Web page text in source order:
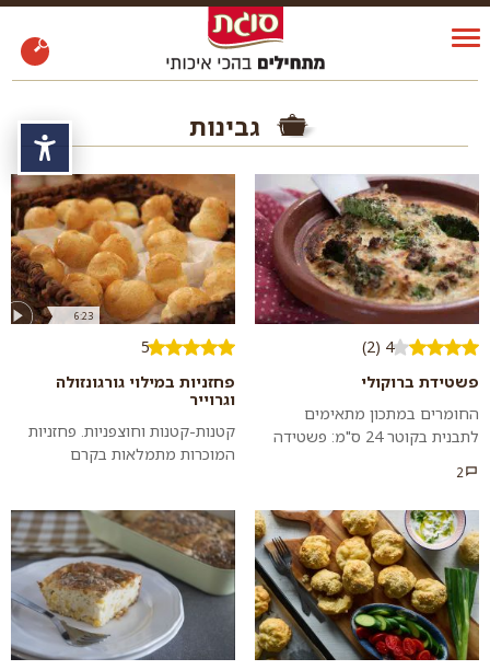
גבינות
4 (2)
פשטידת ברוקולי
החומרים במתכון מתאימים
לתבנית בקוטר 24 ס"מ: פשטידה
לארוחת ערב ספונטנית. כל מה
2
6:23
5
פחזניות במילוי גורגונזולה
וגרוייר
קטנות-קטנות וחוצפניות. פחזניות
המוכרות מתמלאות בקרם